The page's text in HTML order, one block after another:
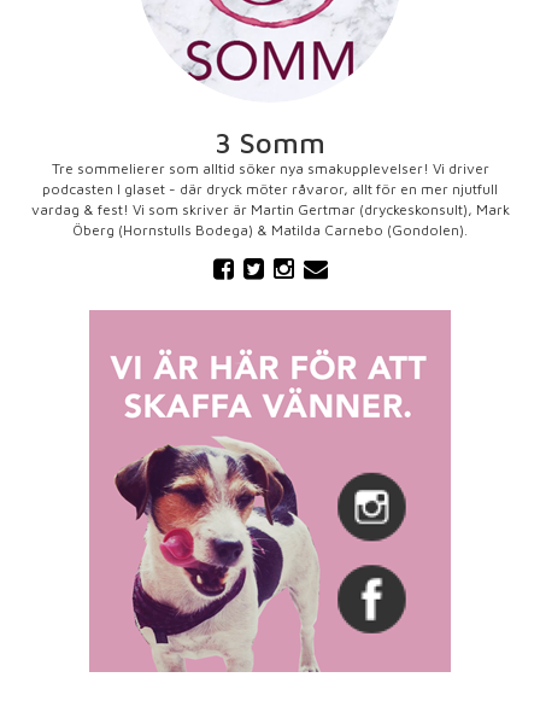
3 Somm
Tre sommelierer som alltid söker nya smakupplevelser! Vi driver
podcasten I glaset - där dryck möter råvaror, allt för en mer njutfull
vardag & fest! Vi som skriver är Martin Gertmar (dryckeskonsult), Mark
Öberg (Hornstulls Bodega) & Matilda Carnebo (Gondolen).